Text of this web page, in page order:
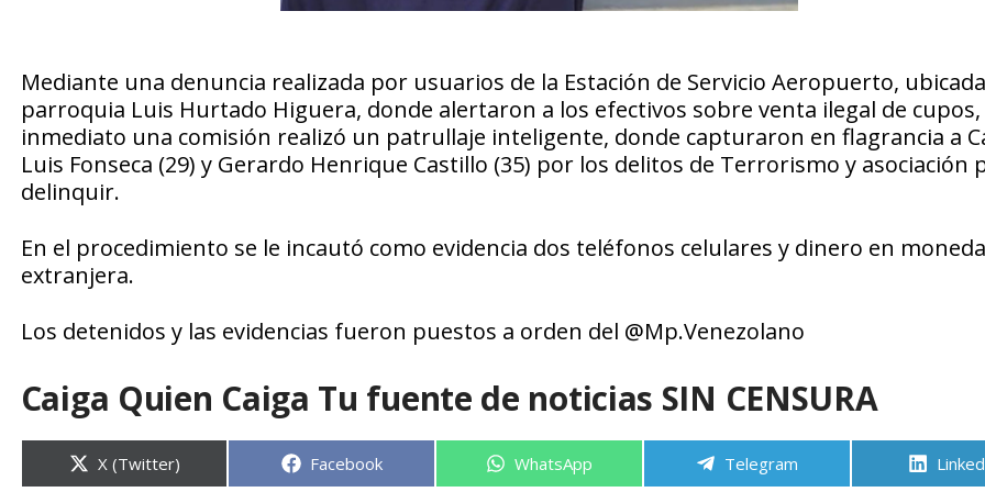
Mediante una denuncia realizada por usuarios de la Estación de Servicio Aeropuerto,
parroquia Luis Hurtado Higuera, donde alertaron a los efectivos sobre venta ilegal de cupos,
inmediato una comisión realizó un patrullaje inteligente, donde capturaron en flagrancia a
Luis Fonseca (29) y Gerardo Henrique Castillo (35) por los delitos de Terrorismo y asociación
delinquir.
En el procedimiento se le incautó como evidencia dos teléfonos celulares y dinero en moneda
extranjera.
Los detenidos y las evidencias fueron puestos a orden del @Mp.Venezolano
Caiga Quien Caiga Tu fuente de noticias SIN CENSURA
Compartir
en
X (Twitter) Compartir
Facebook Compartir
WhatsApp Compartir
Telegram